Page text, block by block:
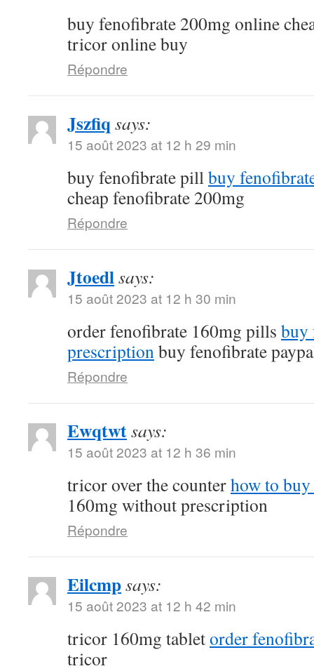
buy fenofibrate 200mg online
tricor online buy
Répondre
Jszfiq says:
15 août 2023 at 12 h 29 min
buy fenofibrate pillbuy
cheap fenofibrate 200mg
Répondre
Jtoedlsays:
15 août 2023 at 12 h 30 min
order fenofibrate 160mg pills buy
prescriptionbuy fenofibrate
Répondre
Ewqtwtsays:
15 août 2023 at 12 h 36 min
tricor over the counterhow to
160mg without prescription
Répondre
Eilcmpsays:
15 août 2023 at 12 h 42 min
tricor 160mg tabletorder
tricor